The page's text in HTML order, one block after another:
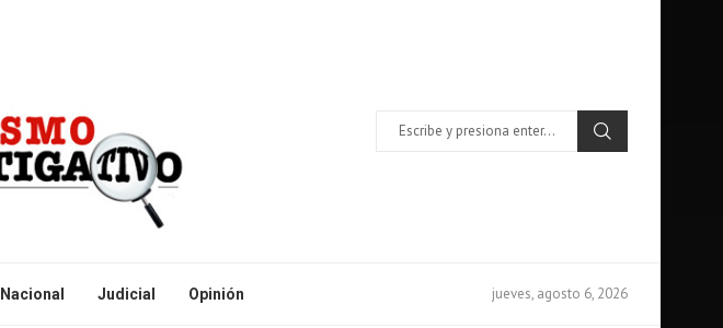
Nacional Judicial Opinión jueves, agosto 6, 2026